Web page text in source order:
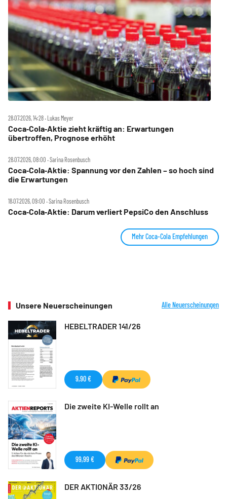
28.07.2026, 14:28 ‧ Lukas Meyer
Coca‑Cola‑Aktie zieht kräftig an: Erwartungen
übertroffen, Prognose erhöht
28.07.2026, 08:00 ‧ Sarina Rosenbusch
Coca‑Cola‑Aktie: Spannung vor den Zahlen – so hoch sind
die Erwartungen
18.07.2026, 09:00 ‧ Sarina Rosenbusch
Coca‑Cola‑Aktie: Darum verliert PepsiCo den Anschluss
Mehr Coca-Cola Empfehlungen
Unsere Neuerscheinungen Alle Neuerscheinungen
HEBELTRADER 141/26
9,90 €
Die zweite KI-Welle rollt an
99,99 €
DER AKTIONÄR 33/26